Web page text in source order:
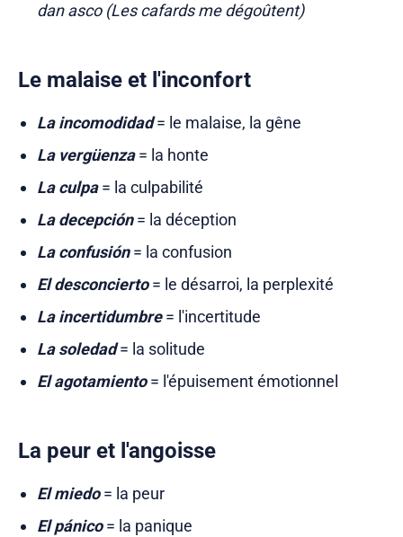
dan asco (Les cafards me dégoûtent)
Le malaise et l'inconfort
La incomodidad= le malaise, la gêne
La vergüenza= la honte
La culpa= la culpabilité
La decepción= la déception
La confusión= la confusion
El desconcierto= le désarroi, la perplexité
La incertidumbre= l'incertitude
La soledad= la solitude
El agotamiento= l'épuisement émotionnel
La peur et l'angoisse
El miedo= la peur
El pánico= la panique